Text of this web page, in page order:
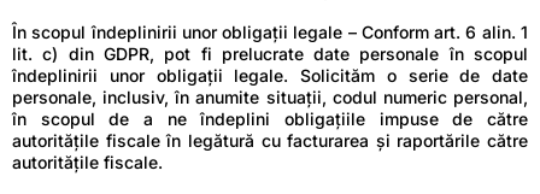
În scopul îndeplinirii unor obligații legale – Conform art. 6 alin. 1
lit. c) din GDPR, pot fi prelucrate date personale în scopul
îndeplinirii unor obligații legale. Solicităm o serie de date
personale, inclusiv, în anumite situații, codul numeric personal,
în scopul de a ne îndeplini obligațiile impuse de către
autoritățile fiscale în legătură cu facturarea și raportările către
autoritățile fiscale.